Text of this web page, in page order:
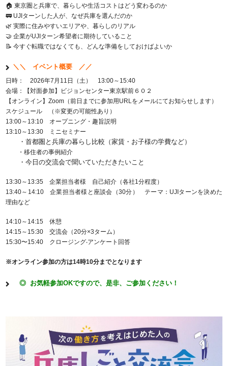
🏠 東京圏と兵庫で、暮らしや生活コストはどう変わるのか
🚃 UJIターンした人が、なぜ兵庫を選んだのか
🌿 実際に住みやすいエリアや、暮らしのリアル
🤝 企業がUJIターン希望者に期待していること
📝 今すぐ転職ではなくても、どんな準備をしておけばよいか
＼＼ イベント概要 ／／
日時： 2026年7月11日（土） 13:00～15:40
会場：【対面参加】ビジョンセンター東京駅前６０２
【オンライン】Zoom（前日までに参加用URLをメールにてお知らせします）
スケジュール （※変更の可能性あり）
13:00～13:10 オープニング・趣旨説明
13:10～13:30 ミニセミナー
・首都圏と兵庫の暮らし比較（家賃・お子様の学費など）
・移住者の事例紹介
・今日の交流会で聞いていただきたいこと
13:30～13:35 企業担当者様 自己紹介（各社1分程度）
13:40～14:10 企業担当者様と座談会（30分） テーマ：UJIターンを決めた
理由など
14:10～14:15 休憩
14:15～15:30 交流会（20分×3ターム）
15:30〜15:40 クロージング‧アンケート回答
※オンライン参加の方は14時10分までとなります
◎ お気軽参加OKですので、是非、ご参加ください！